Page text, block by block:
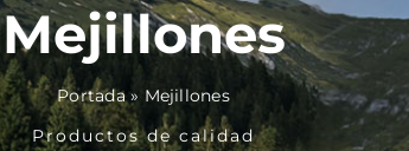
Mejillones
Portada» Mejillones
Productos de calidad